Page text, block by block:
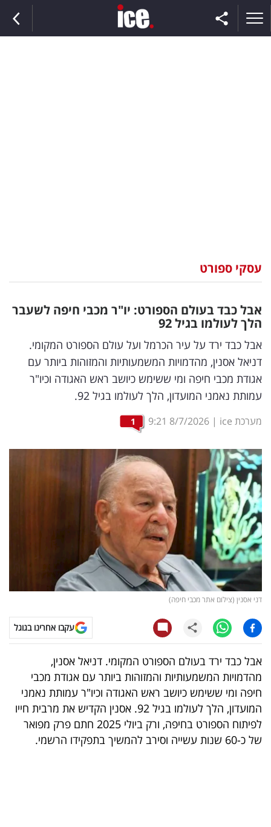
וצרכנות
דיגיטל
וטק
שיווק
ופרסום
משפט
מדדים
ומחקרים
דעות
רכילות
עסקית
קריפטו
ויראלי
טלוויזיה
עסקי
ספורט
קריירה
ולימודים
מינויים
עסקי ספורט
אבל כבד בעולם הספורט: יו"ר מכבי חיפה לשעבר
הלך לעולמו בגיל 92
אבל כבד ירד על עיר הכרמל ועל עולם הספורט המקומי.
דניאל אסנין, מהדמויות המשמעותיות והמזוהות ביותר עם
אגודת מכבי חיפה ומי ששימש כיושב ראש האגודה וכיו"ר
עמותת נאמני המועדון, הלך לעולמו בגיל 92.
מערכת ice |
8/7/2026
9:21
1
דני אסנין (צילום אתר מכבי חיפה)
עקבו אחרינו בגוגל
אבל כבד ירד בעולם הספורט המקומי. דניאל אסנין,
מהדמויות המשמעותיות והמזוהות ביותר עם אגודת מכבי
חיפה ומי ששימש כיושב ראש האגודה וכיו"ר עמותת נאמני
המועדון, הלך לעולמו בגיל 92. אסנין הקדיש את מרבית חייו
לפיתוח הספורט בחיפה, ורק ביולי 2025 חתם פרק מפואר
של כ-60 שנות עשייה וסירב להמשיך בתפקידו הרשמי.